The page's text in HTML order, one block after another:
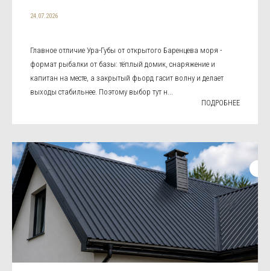
24.07.2026
Главное отличие Ура-Губы от открытого Баренцева моря -
формат рыбалки от базы: тёплый домик, снаряжение и
капитан на месте, а закрытый фьорд гасит волну и делает
выходы стабильнее. Поэтому выбор тут н...
ПОДРОБНЕЕ